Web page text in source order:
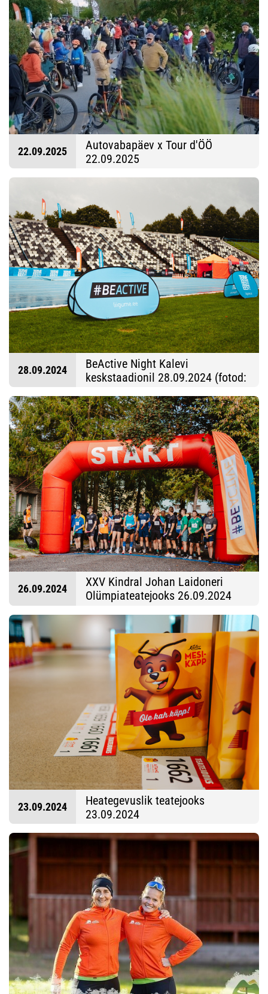
22.09.2025
Autovabapäev x Tour d'ÖÖ
22.09.2025
28.09.2024
BeActive Night Kalevi
keskstaadionil 28.09.2024 (fotod:
26.09.2024
XXV Kindral Johan Laidoneri
Olümpiateatejooks 26.09.2024
23.09.2024
Heategevuslik teatejooks
23.09.2024